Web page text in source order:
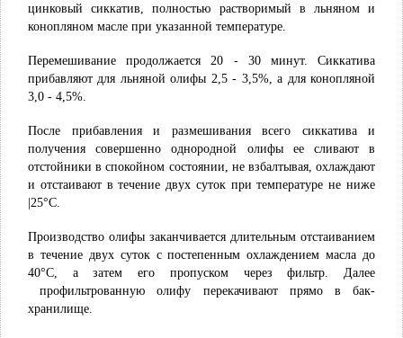
цинковый сиккатив, полностью растворимый в льняном и
конопляном масле при указанной температуре.
Перемешивание продолжается 20 - 30 минут. Сиккатива
приба­вляют для льняной олифы 2,5 - 3,5%, а для конопляной
3,0 - 4,5%.
После прибавления и размешивания всего сиккатива и
получения совершенно однородной олифы ее сливают в
отстойники в спокойном состоянии, не взбалтывая, охлаждают
и отстаивают в течение двух суток при температуре не ниже
|25°С.
Производство олифы заканчивается длительным отстаиванием
в течение двух суток с постепенным охлаждением масла до
40°С, а затем его пропуском через фильтр. Далее
профильтрованную олифу перекачивают прямо в бак-
хранилище.